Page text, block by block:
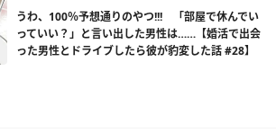
うわ、100％予想通りのやつ!!! 「部屋で休んでい
っていい？」と言い出した男性は……【婚活で出会
った男性とドライブしたら彼が豹変した話 #28】